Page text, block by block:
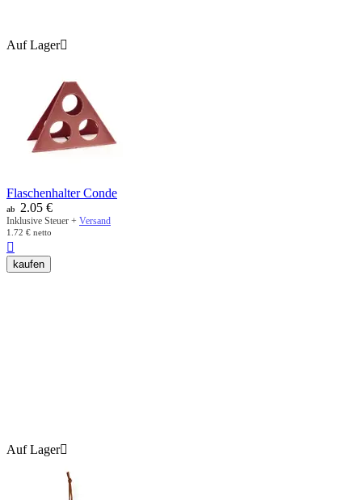
Auf Lager
Flaschenhalter Conde
ab 2.05 €
Inklusive Steuer + Versand
1.72 € netto

kaufen
Auf Lager